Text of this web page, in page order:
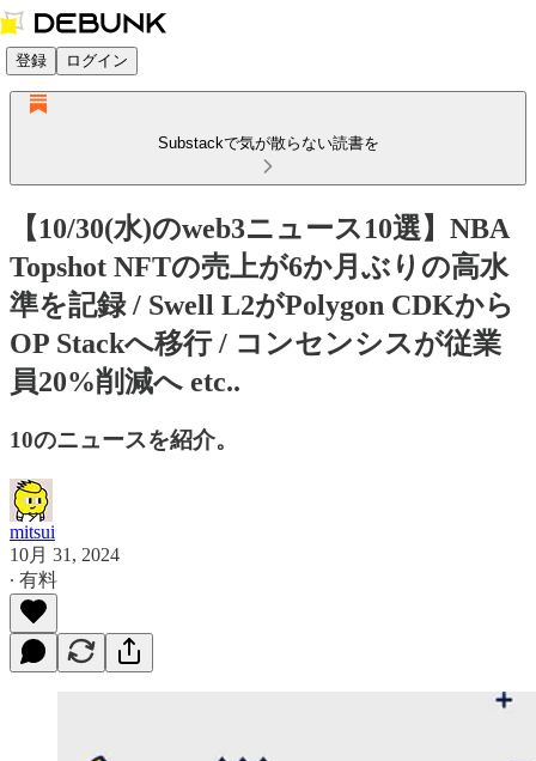
登録 ログイン
Substackで気が散らない読書を
【10/30(水)のweb3ニュース10選】NBA
Topshot NFTの売上が6か月ぶりの高水
準を記録 / Swell L2がPolygon CDKから
OP Stackへ移行 / コンセンシスが従業
員20%削減へ etc..
10のニュースを紹介。
mitsui
10月 31, 2024
∙ 有料